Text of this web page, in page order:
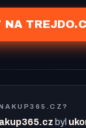
NA
byl